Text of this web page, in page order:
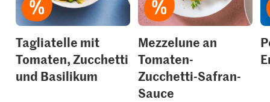
Tagliatelle mit
Tomaten, Zucchetti
und Basilikum
Mezzelune an
Tomaten-
Zucchetti-Safran-
Sauce